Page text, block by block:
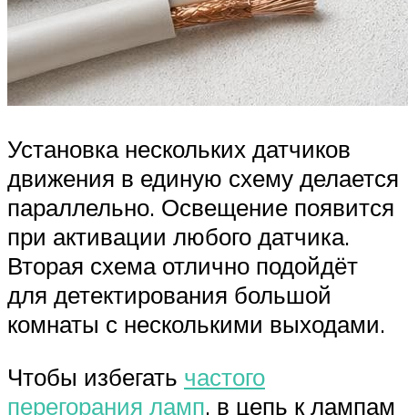
Установка нескольких датчиков
движения в единую схему делается
параллельно. Освещение появится
при активации любого датчика.
Вторая схема отлично подойдёт
для детектирования большой
комнаты с несколькими выходами.
Чтобы избегать частого
перегорания ламп, в цепь к лампам